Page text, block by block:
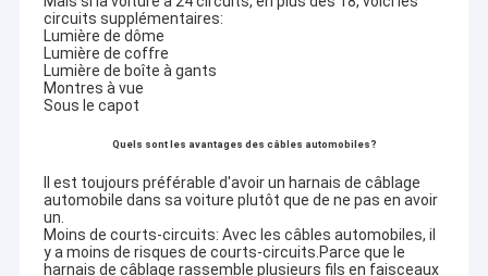
circuits supplémentaires:
Lumière de dôme
Lumière de coffre
Lumière de boîte à gants
Montres à vue
Sous le capot
Quels sont les avantages des câbles automobiles?
Il est toujours préférable d'avoir un harnais de câblage
automobile dans sa voiture plutôt que de ne pas en avoir
un.
Moins de courts-circuits: Avec les câbles automobiles, il
y a moins de risques de courts-circuits.Parce que le
harnais de câblage rassemble plusieurs fils en faisceaux